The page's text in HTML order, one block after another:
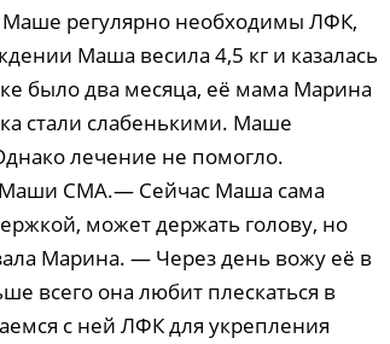
Маше регулярно необходимы ЛФК,
Маша весила 4,5 кг и казалась
было два месяца, её мама Марина
стали слабенькими. Маше
лечение не помогло.
Маши СМА.— Сейчас Маша сама
может держать голову, но
Марина. — Через день вожу её в
всего она любит плескаться в
с ней ЛФК для укрепления